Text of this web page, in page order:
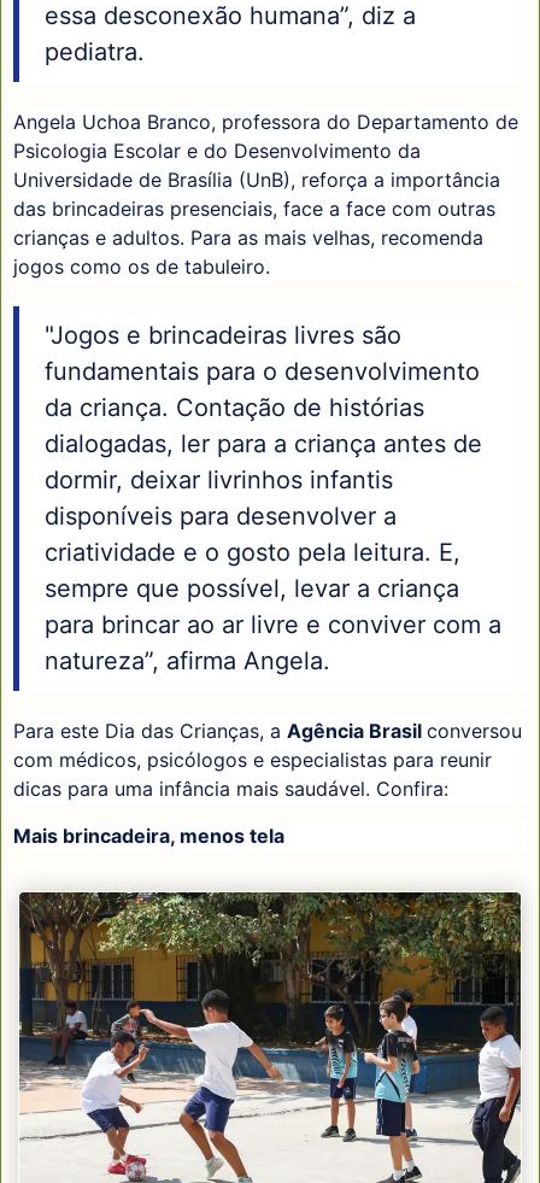
essa desconexão humana”, diz a
pediatra.
Angela Uchoa Branco, professora do Departamento de
Psicologia Escolar e do Desenvolvimento da
Universidade de Brasília (UnB), reforça a importância
das brincadeiras presenciais, face a face com outras
crianças e adultos. Para as mais velhas, recomenda
jogos como os de tabuleiro.
"Jogos e brincadeiras livres são
fundamentais para o desenvolvimento
da criança. Contação de histórias
dialogadas, ler para a criança antes de
dormir, deixar livrinhos infantis
disponíveis para desenvolver a
criatividade e o gosto pela leitura. E,
sempre que possível, levar a criança
para brincar ao ar livre e conviver com a
natureza”, afirma Angela.
Para este Dia das Crianças, a Agência Brasil conversou
com médicos, psicólogos e especialistas para reunir
dicas para uma infância mais saudável. Confira:
Mais brincadeira, menos tela